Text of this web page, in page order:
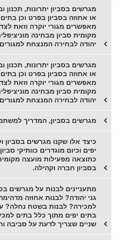
מגרשים בסביון יתרונות, תכנון
או אחוזה בסביון בפרט וכן
מאפשרים מגורי יוקרה וזאת
מקומית סביון מבחינה
יהודה לבחירה המנצחת
מגרשים בסביון יתרונות, תכנון
או אחוזה בסביון בפרט וכן
מאפשרים מגורי יוקרה וזאת
מקומית סביון מבחינה
יהודה לבחירה המנצחת
מגרשים בסביון, המדריך
כיצד אלו שקנו מגרשים בסביון
יפים וכיום מוגדרים כוותיקי
כתוצאה מפעילות מועצה
בסביון חברה וקהילה.
מתעניינים לבנות על מגרשים
גני יהודה? לבנות אחוזה
למכירה? לבנות בשטח נחלה?
בתים יפים מתוך כלל בתים
שניים שצריך לדעת על סביבה